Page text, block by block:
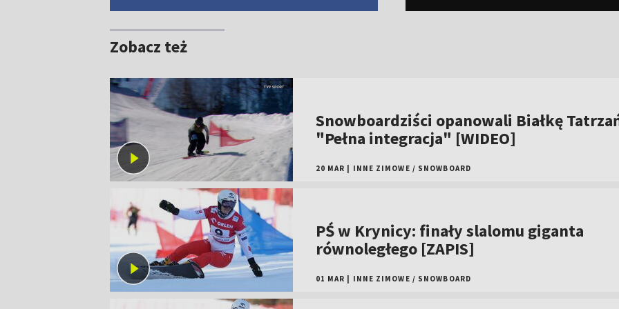
Zobacz też
Snowboardziści opanowali Białkę
"Pełna integracja" [WIDEO]
20 MAR INNE ZIMOWE / SNOWBOARD
PŚ w Krynicy: finały slalomu giganta
równoległego [ZAPIS]
01 MAR INNE ZIMOWE / SNOWBOARD